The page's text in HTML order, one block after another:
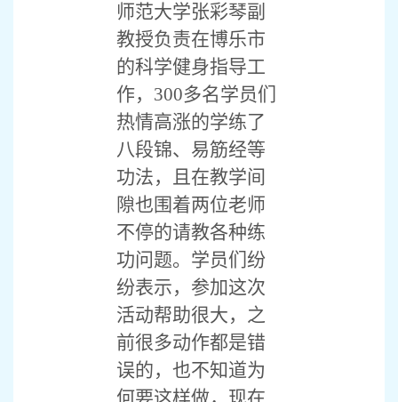
师范大学张彩琴副
教授负责在博乐市
的科学健身指导工
作，300多名学员们
热情高涨的学练了
八段锦、易筋经等
功法，且在教学间
隙也围着两位老师
不停的请教各种练
功问题。学员们纷
纷表示，参加这次
活动帮助很大，之
前很多动作都是错
误的，也不知道为
何要这样做，现在